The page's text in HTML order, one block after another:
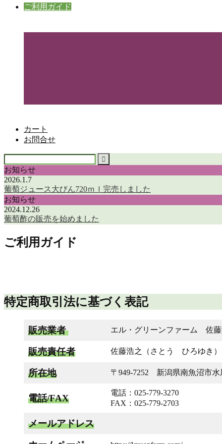
ご利用ガイド
カート
お問合せ
お知らせ
2026.1.7
葡萄ジュース大びん720ｍｌ完売しました
お知らせ
2024.12.26
葡萄酢の販売を始めました
ご利用ガイド
特定商取引法に基づく表記
販売業者 エル・グリーンファーム 佐
販売責任者 佐藤浩之（さとう ひろゆき）
所在地 〒949-7252 新潟県南魚沼市水
電話/FAX
電話：025-779-3270
FAX：025-779-2703
メールアドレス